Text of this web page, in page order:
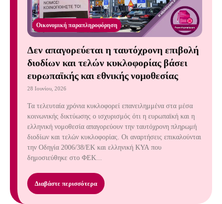
Οικονομική παραπληροφόρηση
Δεν απαγορεύεται η ταυτόχρονη επιβολή
διοδίων και τελών κυκλοφορίας βάσει
ευρωπαϊκής και εθνικής νομοθεσίας
28 Ιουνίου, 2026
Τα τελευταία χρόνια κυκλοφορεί επανειλημμένα στα μέσα
κοινωνικής δικτύωσης ο ισχυρισμός ότι η ευρωπαϊκή και η
ελληνική νομοθεσία απαγορεύουν την ταυτόχρονη πληρωμή
διοδίων και τελών κυκλοφορίας. Οι αναρτήσεις επικαλούνται
την Οδηγία 2006/38/ΕΚ και ελληνική ΚΥΑ που
δημοσιεύθηκε στο ΦΕΚ...
Διαβάστε περισσότερα